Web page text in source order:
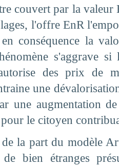
couvert par la valeur
l'offre EnR
conséquence la
s'aggrave
des prix de
une
une augmentation
le citoyen
la part du modèle
bien étranges